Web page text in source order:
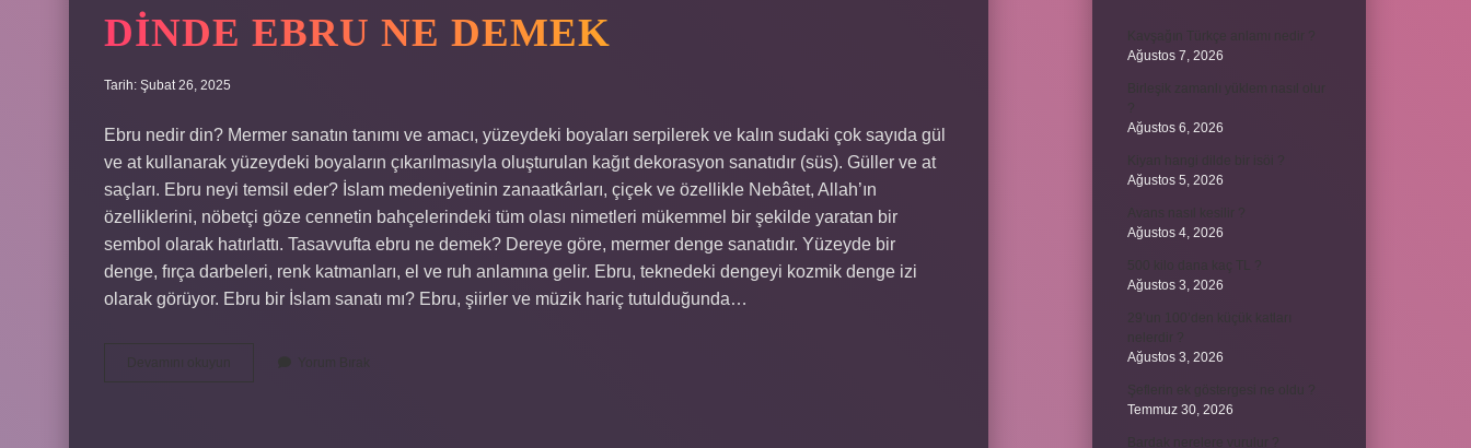
DINDE EBRU NE DEMEK
Tarih: Şubat 26, 2025
Ebru nedir din? Mermer sanatın tanımı ve amacı, yüzeydeki boyaları serpilerek ve kalın sudaki çok sayıda gül
ve at kullanarak yüzeydeki boyaların çıkarılmasıyla oluşturulan kağıt dekorasyon sanatıdır (süs). Güller ve at
saçları. Ebru neyi temsil eder? İslam medeniyetinin zanaatkârları, çiçek ve özellikle Nebâtet, Allah’ın
özelliklerini, nöbetçi göze cennetin bahçelerindeki tüm olası nimetleri mükemmel bir şekilde yaratan bir
sembol olarak hatırlattı. Tasavvufta ebru ne demek? Dereye göre, mermer denge sanatıdır. Yüzeyde bir
denge, fırça darbeleri, renk katmanları, el ve ruh anlamına gelir. Ebru, teknedeki dengeyi kozmik denge izi
olarak görüyor. Ebru bir İslam sanatı mı? Ebru, şiirler ve müzik hariç tutulduğunda…
Ağustos 7, 2026
Ağustos 6, 2026
Ağustos 5, 2026
Ağustos 4, 2026
Ağustos 3, 2026
Ağustos 3, 2026
Temmuz 30, 2026